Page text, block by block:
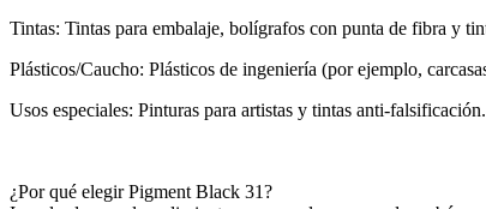
Tintas: Tintas para embalaje, bolígrafos con punta de fibra y
Plásticos/Caucho: Plásticos de ingeniería (por ejemplo,
Usos especiales: Pinturas para artistas y tintas anti-falsificación.
¿Por qué elegir Pigment Black 31?